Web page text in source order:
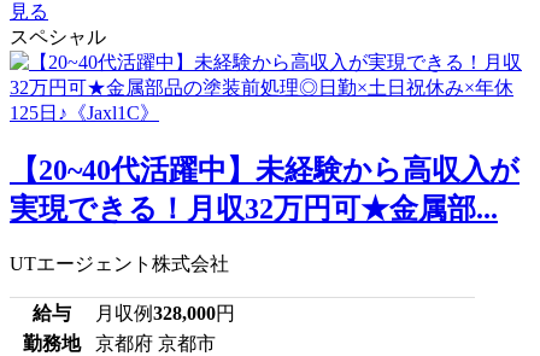
見る
スペシャル
【20~40代活躍中】未経験から高収入が
実現できる！月収32万円可★金属部...
UTエージェント株式会社
給与 月収例328,000円
勤務地
京都府 京都市